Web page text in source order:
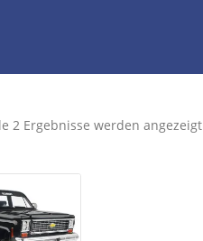
2 Ergebnisse werden angezeigt